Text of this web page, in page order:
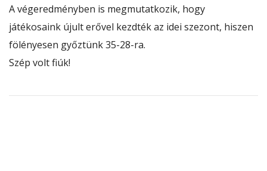
A végeredményben is megmutatkozik, hogy
játékosaink újult erővel kezdték az idei szezont, hiszen
fölényesen győztünk 35-28-ra.
Szép volt fiúk!